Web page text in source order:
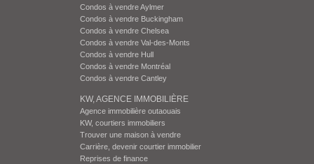
Condos à vendre Aylmer
Condos à vendre Buckingham
Condos à vendre Chelsea
Condos à vendre Val-des-Monts
Condos à vendre Hull
Condos à vendre Montréal
Condos à vendre Cantley
KW, AGENCE IMMOBILIÈRE
Agence immobilière outaouais
KW, courtiers immobiliers
Trouver une maison à vendre
Carrière, devenir courtier immobilier
Reprises de finance